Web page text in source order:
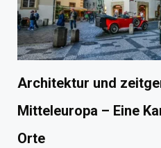
Architektur und
Mitteleuropa – Eine
Orte